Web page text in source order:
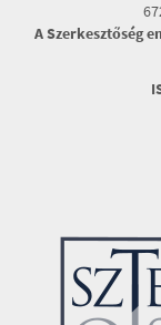
A Szerkesztőség